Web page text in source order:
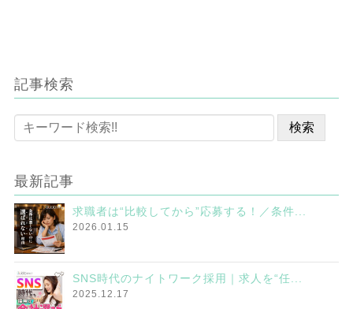
記事検索
最新記事
求職者は“比較してから”応募する！／条件...
2026.01.15
SNS時代のナイトワーク採用｜求人を“任...
2025.12.17